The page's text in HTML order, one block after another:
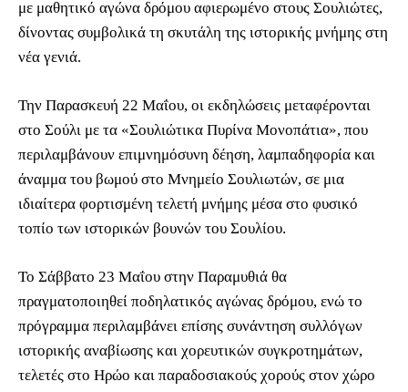
με μαθητικό αγώνα δρόμου αφιερωμένο στους Σουλιώτες,
δίνοντας συμβολικά τη σκυτάλη της ιστορικής μνήμης στη
νέα γενιά.
Την Παρασκευή 22 Μαΐου, οι εκδηλώσεις μεταφέρονται
στο Σούλι με τα «Σουλιώτικα Πυρίνα Μονοπάτια», που
περιλαμβάνουν επιμνημόσυνη δέηση, λαμπαδηφορία και
άναμμα του βωμού στο Μνημείο Σουλιωτών, σε μια
ιδιαίτερα φορτισμένη τελετή μνήμης μέσα στο φυσικό
τοπίο των ιστορικών βουνών του Σουλίου.
Το Σάββατο 23 Μαΐου στην Παραμυθιά θα
πραγματοποιηθεί ποδηλατικός αγώνας δρόμου, ενώ το
πρόγραμμα περιλαμβάνει επίσης συνάντηση συλλόγων
ιστορικής αναβίωσης και χορευτικών συγκροτημάτων,
τελετές στο Ηρώο και παραδοσιακούς χορούς στον χώρο